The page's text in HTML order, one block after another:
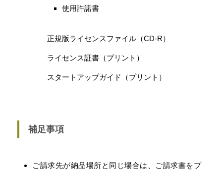
使用許諾書
正規版ライセンスファイル（CD-R）
ライセンス証書（プリント）
スタートアップガイド（プリント）
補足事項
ご請求先が納品場所と同じ場合は、ご請求書をプ